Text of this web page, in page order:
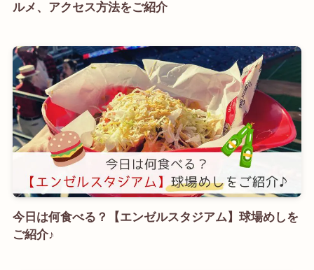
ルメ、アクセス方法をご紹介
今日は何食べる？【エンゼルスタジアム】球場めしを
ご紹介♪